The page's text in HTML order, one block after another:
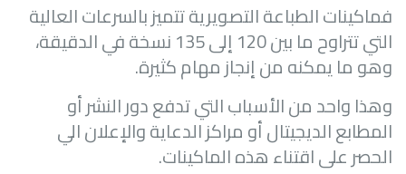
فماكينات الطباعة التصويرية تتميز بالسرعات العالية
التي تتراوح ما بين 120 إلى 135 نسخة في الدقيقة،
وهو ما يمكنه من إنجاز مهام كثيرة.
وهذا واحد من الأسباب التي تدفع دور النشر أو
المطابع الديجيتال أو مراكز الدعاية والإعلان الي
الحصر على اقتناء هذه الماكينات.